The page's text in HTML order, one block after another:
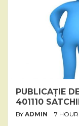
PUBLICAȚIE
401110
BY ADMIN 7